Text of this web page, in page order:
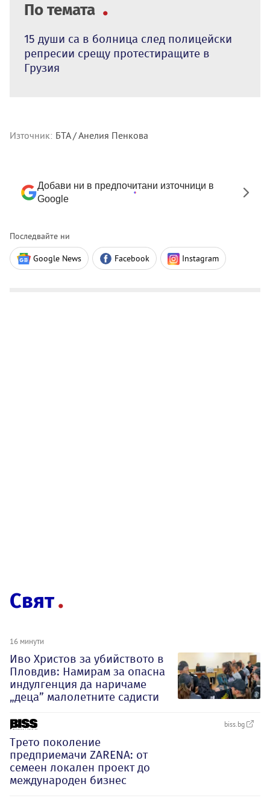
По темата
15 души са в болница след полицейски
репресии срещу протестиращите в
Грузия
Източник: БТА / Анелия Пенкова
Добави ни в предпочитани източници в
Google
Последвайте ни
Google News Facebook Instagram
Свят
16 минути
Иво Христов за убийството в
Пловдив: Намирам за опасна
индулгенция да наричаме
„деца” малолетните садисти
biss.bg
Трето поколение
предприемачи ZARENA: от
семеен локален проект до
международен бизнес